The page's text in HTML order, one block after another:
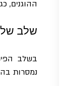
ההוגנים,
שלב
נמסרות